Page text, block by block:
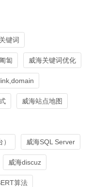
键词
匐 威海关键词优化
威海站点地图
威海SQL Server
威海discuz
算法